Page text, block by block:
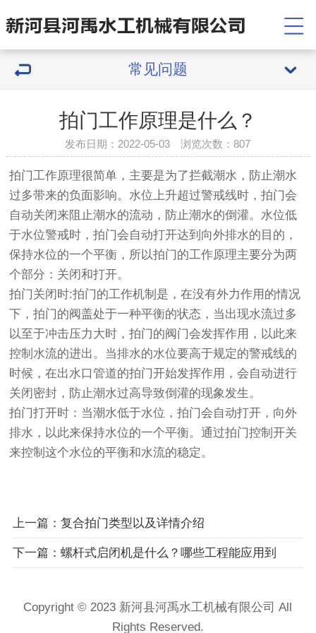
常见问题
拍门工作原理是什么？
发布日期：2022-05-03 浏览次数：807
拍门工作原理很简单，主要是为了拦截潮水，防止潮水
过多带来的负面影响。水位上升超过警戒线时，拍门会
自动关闭来阻止潮水的流动，防止潮水的倒灌。水位低
于水位警戒时，拍门会自动打开达到向外排水的目的，
保持水位的一个平衡，所以拍门的工作原理主要分为两
个部分：关闭和打开。
拍门关闭时:拍门的工作机制是，在没有外力作用的情况
下，拍门的阀盖处于一种平衡的状态，当出现水流过多
以至于冲击压力大时，拍门的阀门会发挥作用，以此来
控制水流的进出。当排水的水位要高于规定的警戒线的
时候，在出水口管道的拍门开始发挥作用，会自动进行
关闭密封，防止潮水过高导致倒灌的现象发生。
拍门打开时：当潮水低于水位，拍门会自动打开，向外
排水，以此来保持水位的一个平衡。通过拍门控制开关
来控制这个水位的平衡和水流的稳定。
上一篇：复合拍门类型以及详情介绍
下一篇：螺杆式启闭机是什么？哪些工程能应用到
Copyright © 2023 新河县河禹水工机械有限公司 All
Rights Reserved.